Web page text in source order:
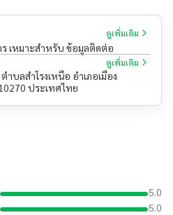
ดูเพิ่มเติม
เหมาะสำหรับ ข้อมูลติดต่อ
ดูเพิ่มเติม
บลสำโรงเหนือ อำเภอเมือง
ประเทศไทย
5.0
5.0